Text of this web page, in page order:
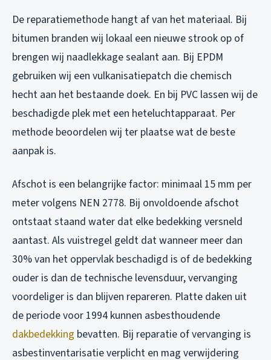
De reparatiemethode hangt af van het materiaal. Bij
bitumen branden wij lokaal een nieuwe strook op of
brengen wij naadlekkage sealant aan. Bij EPDM
gebruiken wij een vulkanisatiepatch die chemisch
hecht aan het bestaande doek. En bij PVC lassen wij de
beschadigde plek met een heteluchtapparaat. Per
methode beoordelen wij ter plaatse wat de beste
aanpak is.
Afschot is een belangrijke factor: minimaal 15 mm per
meter volgens NEN 2778. Bij onvoldoende afschot
ontstaat staand water dat elke bedekking versneld
aantast. Als vuistregel geldt dat wanneer meer dan
30% van het oppervlak beschadigd is of de bedekking
ouder is dan de technische levensduur, vervanging
voordeliger is dan blijven repareren. Platte daken uit
de periode voor 1994 kunnen asbesthoudende
dakbedekking bevatten. Bij reparatie of vervanging is
asbestinventarisatie verplicht en mag verwijdering